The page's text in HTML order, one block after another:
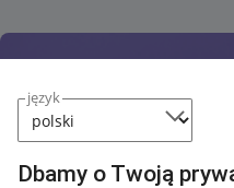
język
Dbamy o Twoją